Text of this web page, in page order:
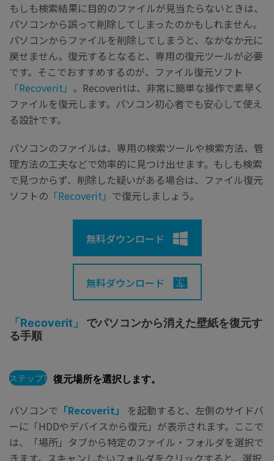
もしも検索結果に目的のファイルが見当たらないときは、
パソコンから誤って削除してしまったのかもしれません。
パソコンからファイルを削除してしまうと、なかなか元に
戻せません。復元するとなると、専用の復元ツールが必要
です。そこでおすすめするのが、ファイル復元ソフト
「Recoverit」 。Recoveritは、非常に簡単な操作で素早く
ファイルを復元します。パソコン初心者でも安心して使え
る設計です。
パソコンのファイルは、専用の検索ツールや検索方法、管
理方法の工夫などで効率的に見つけ出せます。もしも検索
で見つからず、削除した疑いがある場合は、ファイル復元
ソフトの 「Recoverit」 で復元しましょう。
無料ダウンロード
無料ダウンロード
「Recoverit」 でパソコンから消えた壁紙を復元す
る手順
ステップ1 復元場所を選択します。
パソコンで 「Recoverit」
を起動すると、左側のサイドバ
ーに「HDDやデバイスから復元」が表示されます。ここで
は、「場所」タブから特定のファイル・フォルダを選択で
きます。スキャンしたいフォルダをクリックすると、選択